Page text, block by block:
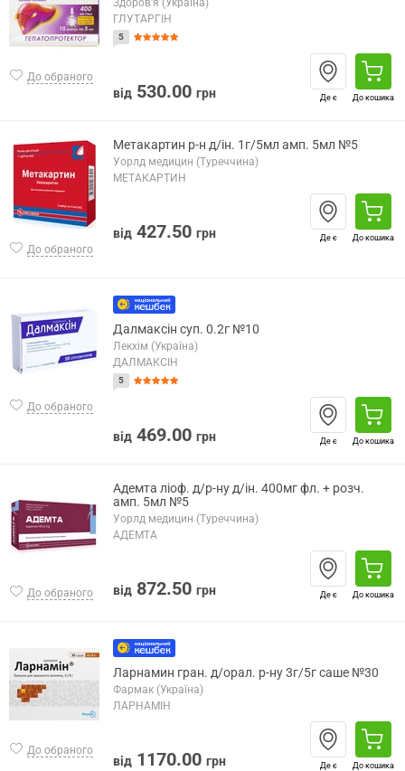
До обраного
ГЛУТАРГІН
5
від 530.00 грн Де є До кошика
До обраного
Метакартин р-н д/ін. 1г/5мл амп. 5мл №5
Уорлд медицин (Туреччина)
МЕТАКАРТИН
від 427.50 грн Де є До кошика
До обраного
Далмаксін суп. 0.2г №10
Лекхім (Україна)
ДАЛМАКСІН
5
від 469.00 грн Де є До кошика
До обраного
Адемта ліоф. д/р-ну д/ін. 400мг фл. + розч.
амп. 5мл №5
Уорлд медицин (Туреччина)
АДЕМТА
від 872.50 грн Де є До кошика
До обраного
Ларнамин гран. д/орал. р-ну 3г/5г саше №30
Фармак (Україна)
ЛАРНАМІН
від 1170.00 грн Де є До кошика